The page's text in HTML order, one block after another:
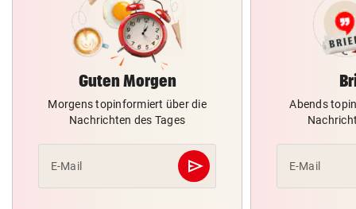
Guten Morgen
Morgens topinformiert über die
Nachrichten des Tages
E-Mail send
Abschicken
Abends
E-Mail